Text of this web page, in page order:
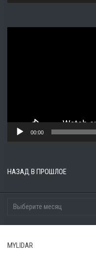
00:00
НАЗАД В ПРОШЛОЕ
MYLIDAR